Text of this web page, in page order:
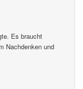
Es braucht
Nachdenken und